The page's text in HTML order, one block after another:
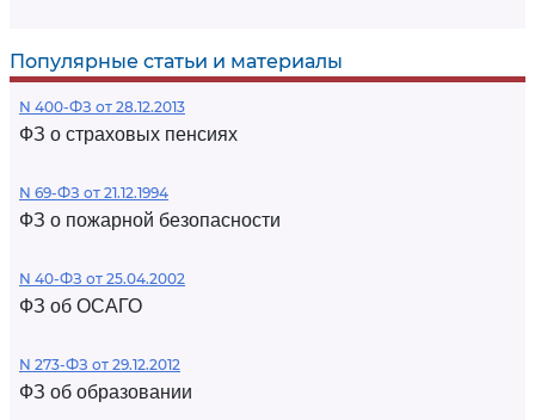
Популярные статьи и материалы
N 400-ФЗ от 28.12.2013
ФЗ о страховых пенсиях
N 69-ФЗ от 21.12.1994
ФЗ о пожарной безопасности
N 40-ФЗ от 25.04.2002
ФЗ об ОСАГО
N 273-ФЗ от 29.12.2012
ФЗ об образовании